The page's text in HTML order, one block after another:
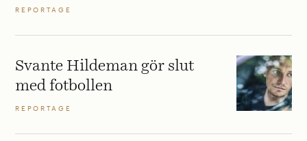
REPORTAGE
Svante Hildeman gör slut
med fotbollen
REPORTAGE